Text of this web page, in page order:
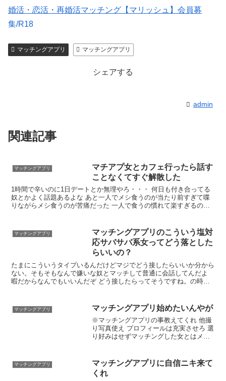
婚活・恋活・再婚活マッチング【マリッシュ】会員募
集/R18
マッチングアプリの写真なら【オトフィー】
マッチングアプリ マッチングアプリ
シェアする
admin
関連記事
マッチングアプリ
マチアプ女とカフェ行ったら話す
ことなくてすぐ解散した
1時間で辛いのに1日デートとか無理やろ・・・ 何日も付き合ってる
奴とかよく話題あるよな あと一人でメシ食うのが当たり前すぎて喋
りながらメシ食うのが苦痛だった 一人で食うの慣れて楽すぎるの分
マッチングアプリ
マッチングアプリのこういう塩対
応サバサバ系女ってどう落とした
らいいの？
たまにこういうタイプいるんだけどマジでどう接したらいいか分から
ない。そもそもなんで嫌いな奴とマッチして普通に会話してんだよ
暇だからなんでもいいんだぞ どう接したらってそうですね。の時点
好み
マッチングアプリ マッチングアプリ始めたいんやが
※マッチングアプリの事教えてくれ 他撮
り写真使え プロフィールは充実させろ 選
り好みはせずマッチングした女とはメッ
いからみんなの意見ほんま助かる タップ
ルとTinder入れてるんやけどあんましな
んかな
マッチングアプリ
マッチングアプリに自信ニキ来て
くれ